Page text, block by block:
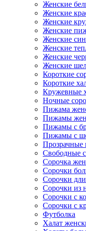
Женские
Женские
Женские
Женские
Женские
Женские
Женские
Женские
Короткие
Короткие
Кружевные
Ночные
Пижама
Пижамы
Пижамы с
Пижамы с
Прозрачные
Свободные
Сорочка
Сорочки
Сорочки
Сорочки из
Сорочки с
Сорочки с
Футболка
Халат